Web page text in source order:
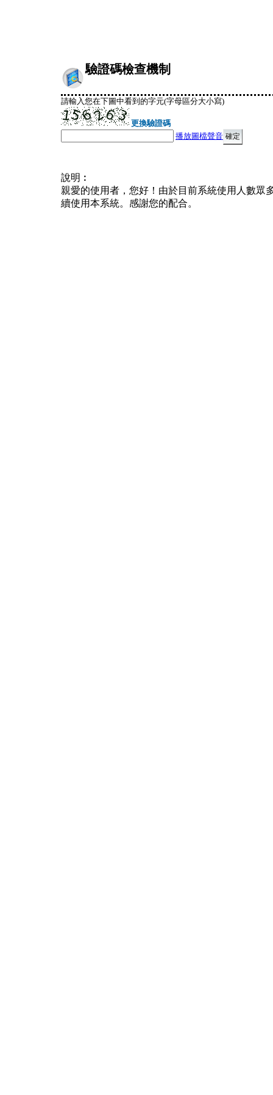
驗證碼檢查機制
請輸入您在下圖中看到的字元(字母區分大小寫)
更換驗證碼
播放圖檔聲音
說明︰
親愛的使用者，您好！由於目前系統使用人數眾
續使用本系統。感謝您的配合。